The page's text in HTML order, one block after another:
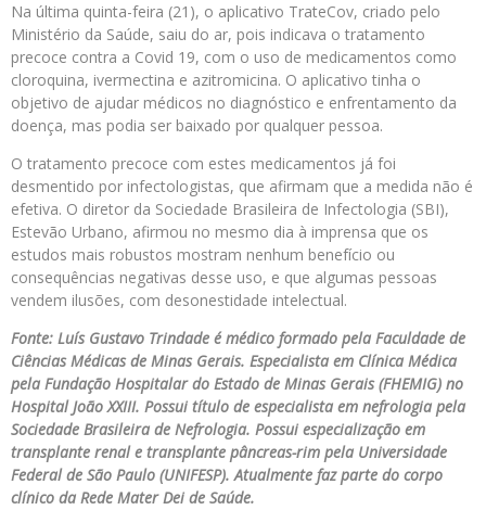
Na última quinta-feira (21), o aplicativo TrateCov, criado pelo
Ministério da Saúde, saiu do ar, pois indicava o tratamento
precoce contra a Covid 19, com o uso de medicamentos como
cloroquina, ivermectina e azitromicina. O aplicativo tinha o
objetivo de ajudar médicos no diagnóstico e enfrentamento da
doença, mas podia ser baixado por qualquer pessoa.
O tratamento precoce com estes medicamentos já foi
desmentido por infectologistas, que afirmam que a medida não é
efetiva. O diretor da Sociedade Brasileira de Infectologia (SBI),
Estevão Urbano, afirmou no mesmo dia à imprensa que os
estudos mais robustos mostram nenhum benefício ou
consequências negativas desse uso, e que algumas pessoas
vendem ilusões, com desonestidade intelectual.
Fonte: Luís Gustavo Trindade é médico formado pela Faculdade de
Ciências Médicas de Minas Gerais. Especialista em Clínica Médica
pela Fundação Hospitalar do Estado de Minas Gerais (FHEMIG) no
Hospital João XXIII. Possui título de especialista em nefrologia pela
Sociedade Brasileira de Nefrologia. Possui especialização em
transplante renal e transplante pâncreas-rim pela Universidade
Federal de São Paulo (UNIFESP). Atualmente faz parte do corpo
clínico da Rede Mater Dei de Saúde.